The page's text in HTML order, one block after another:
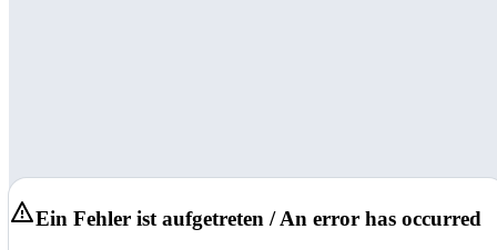
Ein Fehler ist aufgetreten / An error has occurred